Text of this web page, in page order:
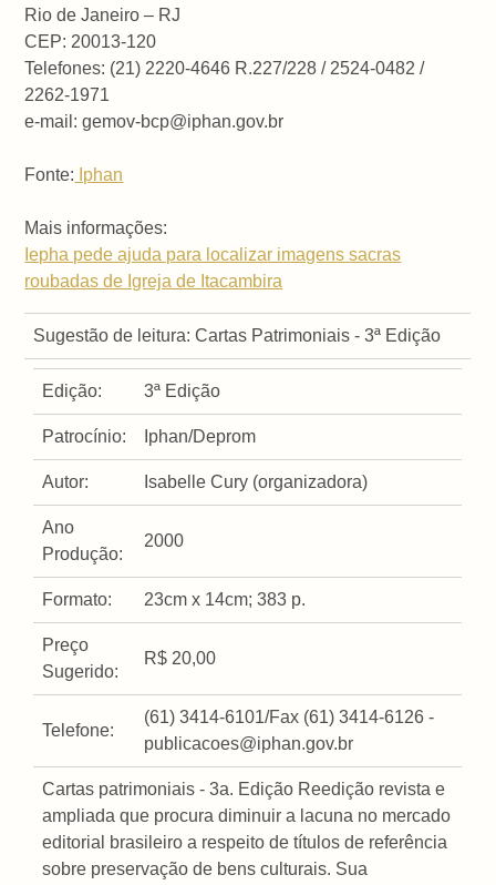
Rio de Janeiro – RJ
CEP: 20013-120
Telefones: (21) 2220-4646 R.227/228 / 2524-0482 /
2262-1971
e-mail: gemov-bcp@iphan.gov.br
Fonte: Iphan
Mais informações:
Iepha pede ajuda para localizar imagens sacras
roubadas de Igreja de Itacambira
Sugestão de leitura: Cartas Patrimoniais - 3ª Edição
Edição: 3ª Edição
Patrocínio: Iphan/Deprom
Autor: Isabelle Cury (organizadora)
Ano
Produção:
2000
Formato: 23cm x 14cm; 383 p.
Preço
Sugerido:
R$ 20,00
Telefone:
(61) 3414-6101/Fax (61) 3414-6126 -
publicacoes@iphan.gov.br
Cartas patrimoniais - 3a. Edição Reedição revista e
ampliada que procura diminuir a lacuna no mercado
editorial brasileiro a respeito de títulos de referência
sobre preservação de bens culturais. Sua